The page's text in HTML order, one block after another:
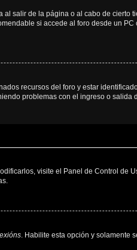
salir de la página o al cabo de cierto
si accede al foro desde un
recursos del foro y estar
problemas con el ingreso o salida
visite el Panel de Control de
. Habilite esta opción y solamente